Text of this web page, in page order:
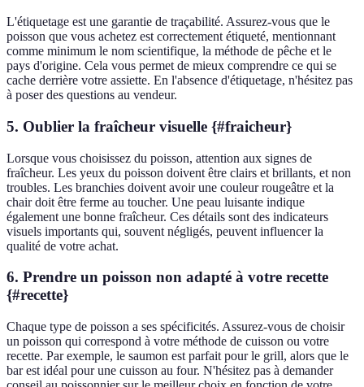
L'étiquetage est une garantie de traçabilité. Assurez-vous que le
poisson que vous achetez est correctement étiqueté, mentionnant
comme minimum le nom scientifique, la méthode de pêche et le
pays d'origine. Cela vous permet de mieux comprendre ce qui se
cache derrière votre assiette. En l'absence d'étiquetage, n'hésitez pas
à poser des questions au vendeur.
5. Oublier la fraîcheur visuelle {#fraicheur}
Lorsque vous choisissez du poisson, attention aux signes de
fraîcheur. Les yeux du poisson doivent être clairs et brillants, et non
troubles. Les branchies doivent avoir une couleur rougeâtre et la
chair doit être ferme au toucher. Une peau luisante indique
également une bonne fraîcheur. Ces détails sont des indicateurs
visuels importants qui, souvent négligés, peuvent influencer la
qualité de votre achat.
6. Prendre un poisson non adapté à votre recette
{#recette}
Chaque type de poisson a ses spécificités. Assurez-vous de choisir
un poisson qui correspond à votre méthode de cuisson ou votre
recette. Par exemple, le saumon est parfait pour le grill, alors que le
bar est idéal pour une cuisson au four. N'hésitez pas à demander